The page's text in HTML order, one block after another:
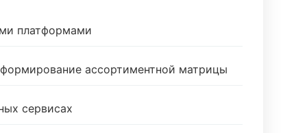
платформами
ассортиментной матрицы
сервисах